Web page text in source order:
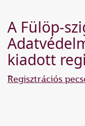
A Fülöp-
kiadott
Regisztrációs